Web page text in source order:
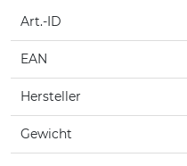
Art.-ID
EAN
Hersteller
Gewicht